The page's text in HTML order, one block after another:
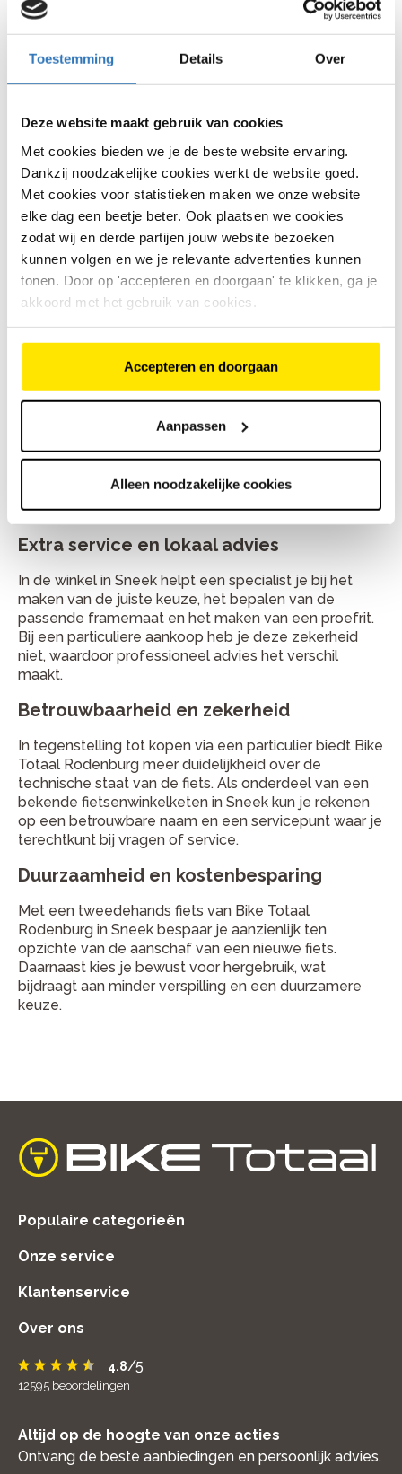
Toestemming Details Over
Deze website maakt gebruik van cookies
Met cookies bieden we je de beste website ervaring.
Dankzij noodzakelijke cookies werkt de website goed.
Met cookies voor statistieken maken we onze website
elke dag een beetje beter. Ook plaatsen we cookies
zodat wij en derde partijen jouw website bezoeken
kunnen volgen en we je relevante advertenties kunnen
tonen. Door op 'accepteren en doorgaan' te klikken, ga je
akkoord met het gebruik van cookies.
Accepteren en doorgaan
Aanpassen
Alleen noodzakelijke cookies
elektrische fietsen.
Alle fietsen worden zorgvuldig geïnspecteerd door
onze monteurs en volledig rijklaar afgeleverd, zodat
je veilig en comfortabel kunt fietsen. Onze
kiezen van een fiets die aansluit bij jouw gebruik,
comfortwensen en budget.
Waarom bij Bike Totaal Rodenburg
een tweedehands fiets kopen?
Door experts gecontroleerde fietsen
Alle tweedehands fietsen bij Bike Totaal Rodenburg
worden door ervaren vakmensen gecontroleerd en
nauwkeurig afgesteld voordat ze in de verkoop gaan.
Dat betekent dat remmen, verlichting, versnellingen
en andere essentiële onderdelen uitgebreid zijn
Omruil- en garantie opties
Bij Bike Totaal Rodenburg in Sneek profiteer je van
niet naar wens zijn, dan kun je de fiets binnen de
geldende voorwaarden terugbrengen of omruilen.
Extra service en lokaal advies
In de winkel in Sneek helpt een specialist je bij het
maken van de juiste keuze, het bepalen van de
passende framemaat en het maken van een proefrit.
Bij een particuliere aankoop heb je deze zekerheid
niet, waardoor professioneel advies het verschil
maakt.
Betrouwbaarheid en zekerheid
In tegenstelling tot kopen via een particulier biedt Bike
Totaal Rodenburg meer duidelijkheid over de
technische staat van de fiets. Als onderdeel van een
bekende fietsenwinkelketen in Sneek kun je rekenen
op een betrouwbare naam en een servicepunt waar je
terechtkunt bij vragen of service.
Duurzaamheid en kostenbesparing
Met een tweedehands fiets van Bike Totaal
Rodenburg in Sneek bespaar je aanzienlijk ten
opzichte van de aanschaf van een nieuwe fiets.
Daarnaast kies je bewust voor hergebruik, wat
bijdraagt aan minder verspilling en een duurzamere
keuze.
home
Populaire categorieën
Onze service
Klantenservice
Over ons
4.8/5
12595 beoordelingen
Altijd op de hoogte van onze acties
Ontvang de beste aanbiedingen en persoonlijk advies.